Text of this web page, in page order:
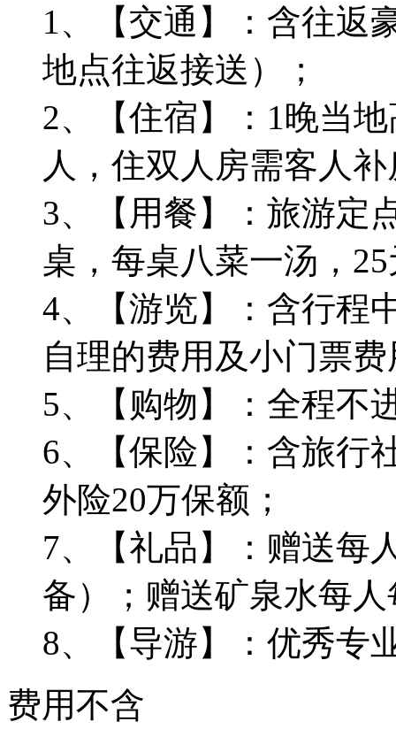
1、【交通】：含往返
地点往返接送）；
2、【住宿】：1晚当
人，住双人房需客人
3、【用餐】：旅游定
桌，每桌八菜一汤，
4、【游览】：含行程
自理的费用及小门票
5、【购物】：全程不
6、【保险】：含旅行
外险20万保额；
7、【礼品】：赠送每
备）；赠送矿泉水每
8、【导游】：优秀专
费用不含